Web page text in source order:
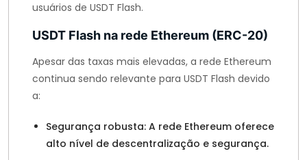
usuários de USDT Flash.
USDT Flash na rede Ethereum (ERC-20)
Apesar das taxas mais elevadas, a rede Ethereum
continua sendo relevante para USDT Flash devido
a:
Segurança robusta: A rede Ethereum oferece
alto nível de descentralização e segurança.